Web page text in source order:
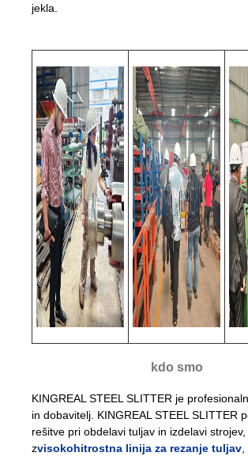
jekla.
kdo smo
KINGREAL STEEL SLITTER je
in dobavitelj. KINGREAL STEEL SLITTER
rešitve pri obdelavi tuljav in izdelavi
zvisokohitrostna linija za rezanje tuljav